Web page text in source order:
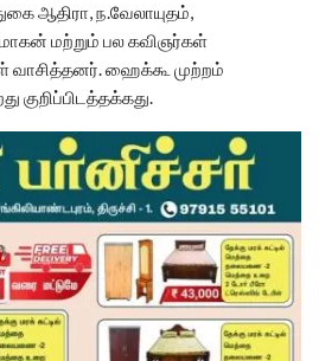
ஆதிரா, ந.வேலாயுதம்,
மற்றும் பல கவிஞர்கள்
ஹைக்கூ முற்றம்
குறிப்பிடத்தக்கது.